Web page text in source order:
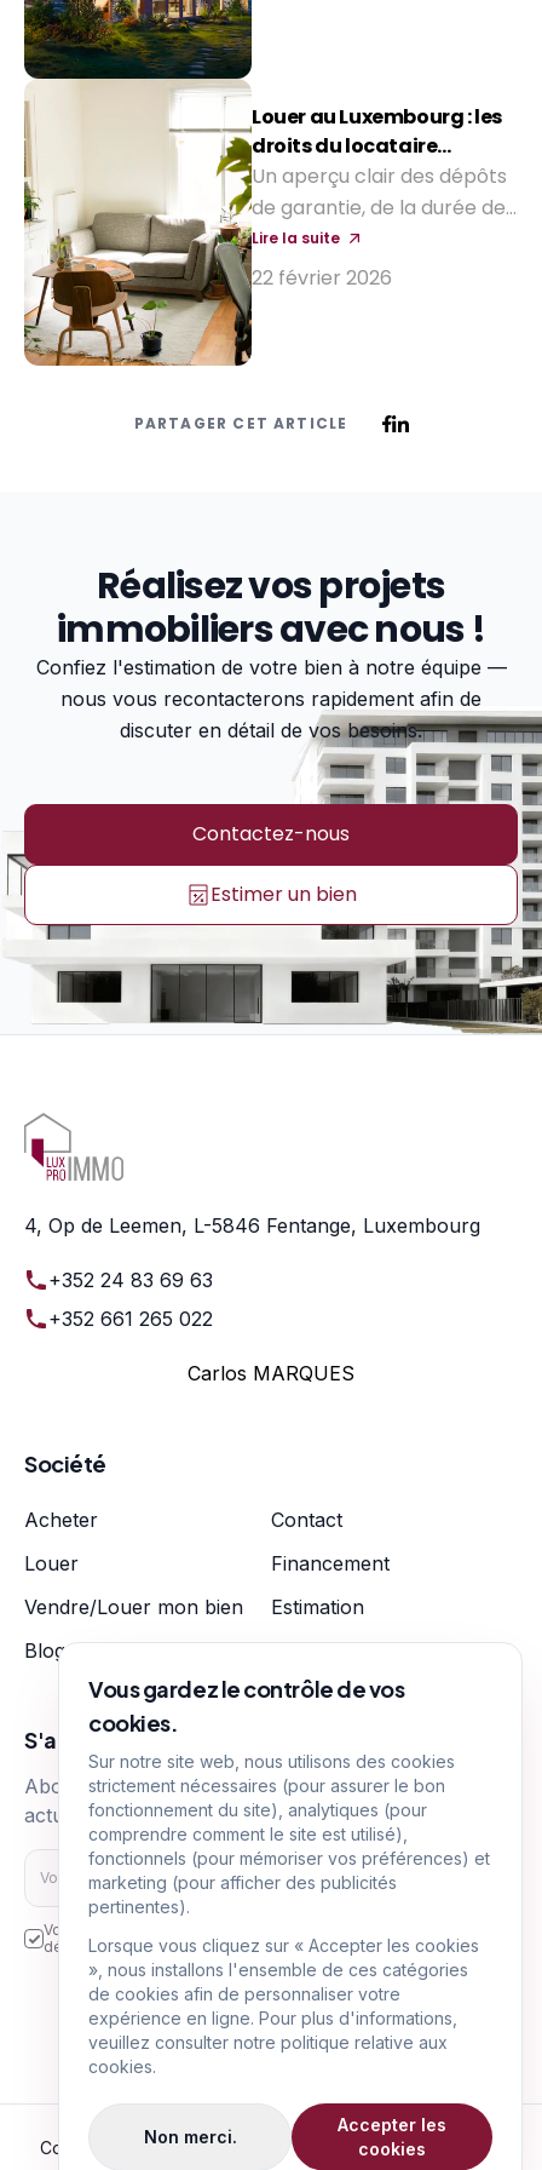
Louer au Luxembourg : les
droits du locataire
expliqués
Un aperçu clair des dépôts
de garantie, de la durée des
contrats, et de ce que les
bailleurs peuvent — ou non
Lire la suite
22 février 2026
PARTAGER CET ARTICLE
Réalisez vos projets
immobiliers avec nous !
Confiez l'estimation de votre bien à notre équipe —
nous vous recontacterons rapidement afin de
discuter en détail de vos besoins.
Contactez-nous
Estimer un bien
4, Op de Leemen, L-5846 Fentange, Luxembourg
+352 24 83 69 63
+352 661 265 022
Carlos MARQUES
Société
Acheter
Contact
Louer
Financement
Vendre/Louer mon bien
Estimation
Blog
Nos tarifs
S'abonner
Abonnez-vous pour recevoir nos dernières
actualités immobilières
Vos données personnelles sont transmises et utilisées aux fins
décrites dans la politique de confidentialité.
Suivez-nous sur
Copyright © LUX-PRO-IMMO, 2026
Tous droits réservés
Vous gardez le contrôle de vos
cookies.
Sur notre site web, nous utilisons des cookies
strictement nécessaires (pour assurer le bon
fonctionnement du site), analytiques (pour
comprendre comment le site est utilisé),
fonctionnels (pour mémoriser vos préférences) et
marketing (pour afficher des publicités
pertinentes).
Lorsque vous cliquez sur « Accepter les cookies
», nous installons l'ensemble de ces catégories
de cookies afin de personnaliser votre
expérience en ligne. Pour plus d'informations,
veuillez consulter notre politique relative aux
cookies.
Non merci.
Accepter les
cookies